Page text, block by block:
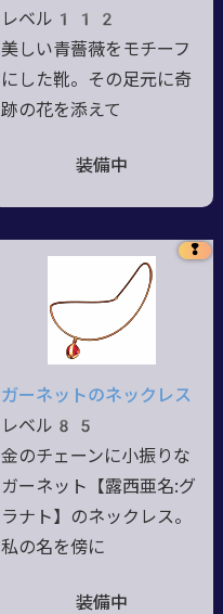
レベル112
美しい青薔薇をモチーフ
にした靴。その足元に奇
跡の花を添えて
装備中
❢
ガーネットのネックレス
レベル85
金のチェーンに小振りな
ガーネット【露西亜名:グ
ラナト】のネックレス。
私の名を傍に
装備中